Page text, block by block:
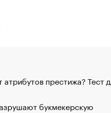
престижа? Тест
букмекерскую